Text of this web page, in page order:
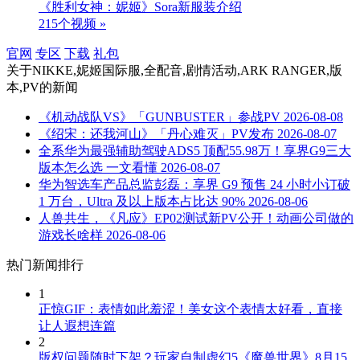
《胜利女神：妮姬》Sora新服装介绍
215个视频 »
官网 专区 下载 礼包
关于NIKKE,妮姬国际服,全配音,剧情活动,ARK RANGER,版
本,PV的新闻
《机动战队VS》「GUNBUSTER」参战PV 2026-08-08
《绍宋：还我河山》「丹心难灭」PV发布 2026-08-07
全系华为最强辅助驾驶ADS5 顶配55.98万！享界G9三大
版本怎么选 一文看懂 2026-08-07
华为智选车产品总监彭磊：享界 G9 预售 24 小时小订破
1 万台，Ultra 及以上版本占比达 90% 2026-08-06
人兽共生，《凡应》EP02测试新PV公开！动画公司做的
游戏长啥样 2026-08-06
热门新闻排行
1
正惊GIF：表情如此羞涩！美女这个表情太好看，直接
让人遐想连篇
2
版权问题随时下架？玩家自制虚幻5《魔兽世界》8月15